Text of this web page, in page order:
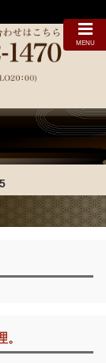
MENU